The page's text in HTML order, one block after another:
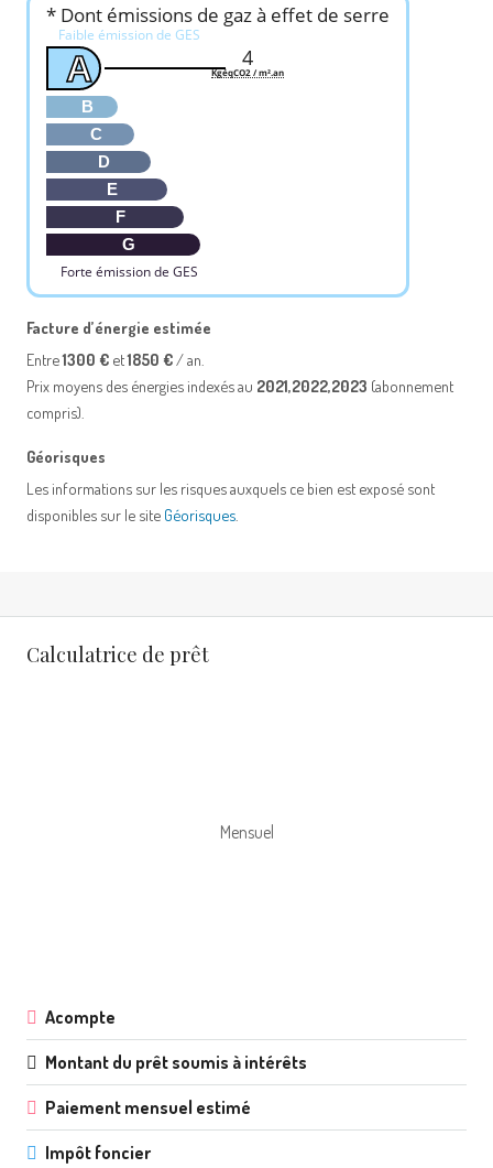
* Dont émissions de gaz à effet de serre
Faible émission de GES
A
B
C
D
E
F
G
Forte émission de GES
4
KgéqCO2 / m².an
Facture d’énergie estimée
Entre1300 € et1850 € / an.
Prix moyens des énergies indexés au 2021,2022,2023 (abonnement
compris).
Géorisques
Les informations sur les risques auxquels ce bien est exposé sont
disponibles sur le site Géorisques
Calculatrice de prêt
Mensuel
Acompte
Montant du prêt soumis à intérêts
Paiement mensuel estimé
Impôt foncier